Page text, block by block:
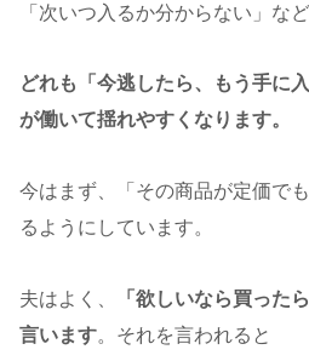
「次いつ入るか分からない」など
どれも「今逃したら、もう手に
が働いて揺れやすくなります。
今はまず、「その商品が定価で
るようにしています。
夫はよく、
「欲しいなら買った
言います。それを言われると